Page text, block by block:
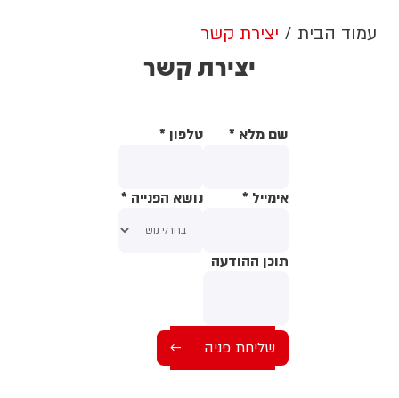
עמוד הבית יצירת קשר
יצירת קשר
שם מלא * טלפון *
אימייל * נושא הפנייה *
תוכן ההודעה